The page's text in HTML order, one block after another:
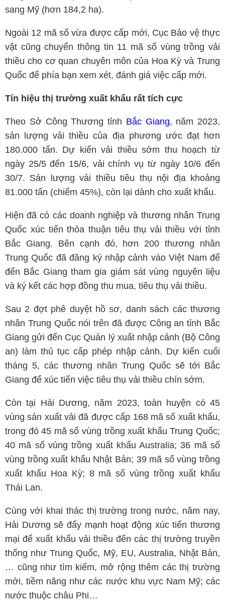
sang Mỹ (hơn 184,2 ha).
Ngoài 12 mã số vừa được cấp mới, Cục Bảo vệ thực
vật cũng chuyển thông tin 11 mã số vùng trồng vải
thiều cho cơ quan chuyên môn của Hoa Kỳ và Trung
Quốc để phía bạn xem xét, đánh giá việc cấp mới.
Tín hiệu thị trường xuất khẩu rất tích cực
Theo Sở Công Thương tỉnh Bắc Giang, năm 2023,
sản lượng vải thiều của địa phương ước đạt hơn
180.000 tấn. Dự kiến vải thiều sớm thu hoạch từ
ngày 25/5 đến 15/6, vải chính vụ từ ngày 10/6 đến
30/7. Sản lượng vải thiều tiêu thụ nội địa khoảng
81.000 tấn (chiếm 45%), còn lại dành cho xuất khẩu.
Hiện đã có các doanh nghiệp và thương nhân Trung
Quốc xúc tiến thỏa thuận tiêu thụ vải thiều với tỉnh
Bắc Giang. Bên cạnh đó, hơn 200 thương nhân
Trung Quốc đã đăng ký nhập cảnh vào Việt Nam để
đến Bắc Giang tham gia giám sát vùng nguyên liệu
và ký kết các hợp đồng thu mua, tiêu thụ vải thiều.
Sau 2 đợt phê duyệt hồ sơ, danh sách các thương
nhân Trung Quốc nói trên đã được Công an tỉnh Bắc
Giang gửi đến Cục Quản lý xuất nhập cảnh (Bộ Công
an) làm thủ tục cấp phép nhập cảnh. Dự kiến cuối
tháng 5, các thương nhân Trung Quốc sẽ tới Bắc
Giang để xúc tiến việc tiêu thụ vải thiều chín sớm.
Còn tại Hải Dương, năm 2023, toàn huyện có 45
vùng sản xuất vải đã được cấp 168 mã số xuất khẩu,
trong đó 45 mã số vùng trồng xuất khẩu Trung Quốc;
40 mã số vùng trồng xuất khẩu Australia; 36 mã số
vùng trồng xuất khẩu Nhật Bản; 39 mã số vùng trồng
xuất khẩu Hoa Kỳ; 8 mã số vùng trồng xuất khẩu
Thái Lan.
Cùng với khai thác thị trường trong nước, năm nay,
Hải Dương sẽ đẩy mạnh hoạt động xúc tiến thương
mại để xuất khẩu vải thiều đến các thị trường truyền
thống như Trung Quốc, Mỹ, EU, Australia, Nhật Bản,
… cũng như tìm kiếm, mở rộng thêm các thị trường
mới, tiềm năng như các nước khu vực Nam Mỹ; các
nước thuộc châu Phi…